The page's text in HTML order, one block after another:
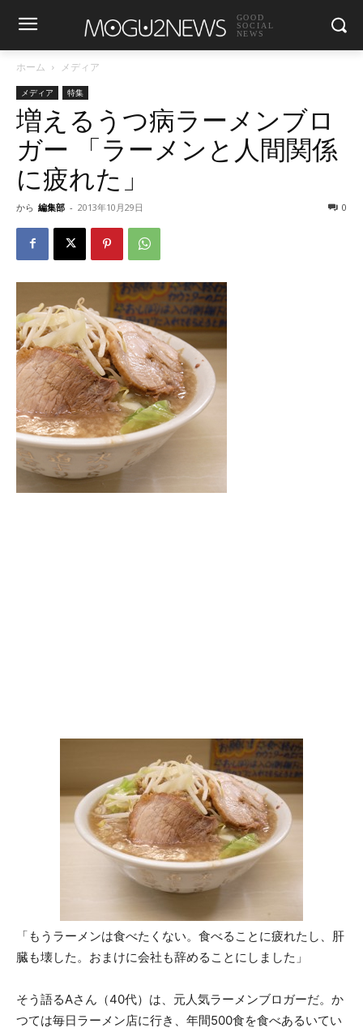
GOOD
SOCIAL
NEWS
ホーム メディア
メディア 特集
増えるうつ病ラーメンブロ
ガー 「ラーメンと人間関係
に疲れた」
から 編集部 - 2013年10月29日 0
「もうラーメンは食べたくない。食べることに疲れたし、肝
臓も壊した。おまけに会社も辞めることにしました」
そう語るAさん（40代）は、元人気ラーメンブロガーだ。か
つては毎日ラーメン店に行き、年間500食を食べあるいてい